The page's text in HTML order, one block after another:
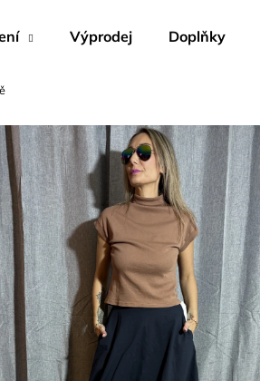
Výprodej Doplňky
najít?
HLEDAT
Doporučujeme